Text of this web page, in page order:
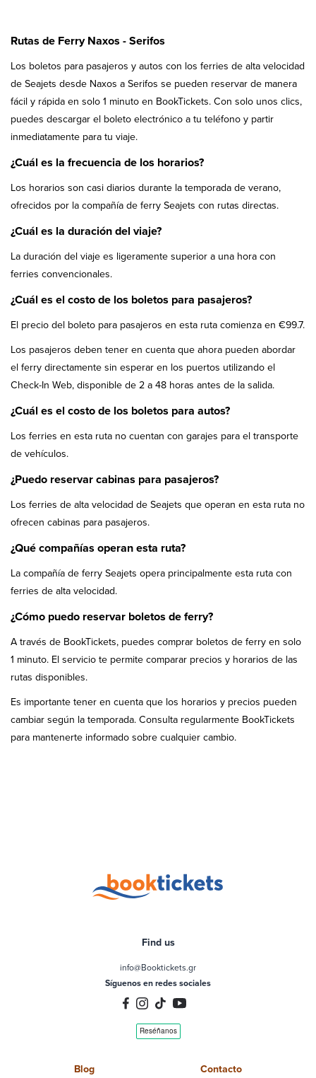
Rutas de Ferry Naxos - Serifos
Los boletos para pasajeros y autos con los ferries de alta velocidad
de Seajets desde Naxos a Serifos se pueden reservar de manera
fácil y rápida en solo 1 minuto en BookTickets. Con solo unos clics,
puedes descargar el boleto electrónico a tu teléfono y partir
inmediatamente para tu viaje.
¿Cuál es la frecuencia de los horarios?
Los horarios son casi diarios durante la temporada de verano,
ofrecidos por la compañía de ferry Seajets con rutas directas.
¿Cuál es la duración del viaje?
La duración del viaje es ligeramente superior a una hora con
ferries convencionales.
¿Cuál es el costo de los boletos para pasajeros?
El precio del boleto para pasajeros en esta ruta comienza en €99.7.
Los pasajeros deben tener en cuenta que ahora pueden abordar
el ferry directamente sin esperar en los puertos utilizando el
Check-In Web, disponible de 2 a 48 horas antes de la salida.
¿Cuál es el costo de los boletos para autos?
Los ferries en esta ruta no cuentan con garajes para el transporte
de vehículos.
¿Puedo reservar cabinas para pasajeros?
Los ferries de alta velocidad de Seajets que operan en esta ruta no
ofrecen cabinas para pasajeros.
¿Qué compañías operan esta ruta?
La compañía de ferry Seajets opera principalmente esta ruta con
ferries de alta velocidad.
¿Cómo puedo reservar boletos de ferry?
A través de BookTickets, puedes comprar boletos de ferry en solo
1 minuto. El servicio te permite comparar precios y horarios de las
rutas disponibles.
Es importante tener en cuenta que los horarios y precios pueden
cambiar según la temporada. Consulta regularmente BookTickets
para mantenerte informado sobre cualquier cambio.
Find us
info@Booktickets.gr
Síguenos en redes sociales
Blog Contacto